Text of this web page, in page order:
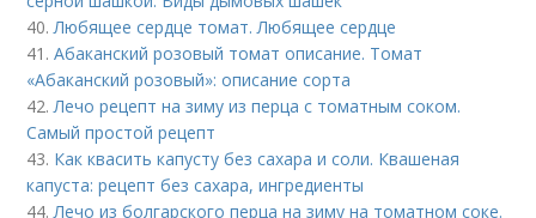
40. Любящее сердце томат. Любящее сердце
41.Абаканский розовый томат описание. Томат
«Абаканский розовый»: описание сорта
42. Лечо рецепт на зиму из перца с томатным соком.
Самый простой рецепт
43. Как квасить капусту без сахара и соли. Квашеная
капуста: рецепт без сахара, ингредиенты
44. Лечо из болгарского перца на зиму на томатном соке.